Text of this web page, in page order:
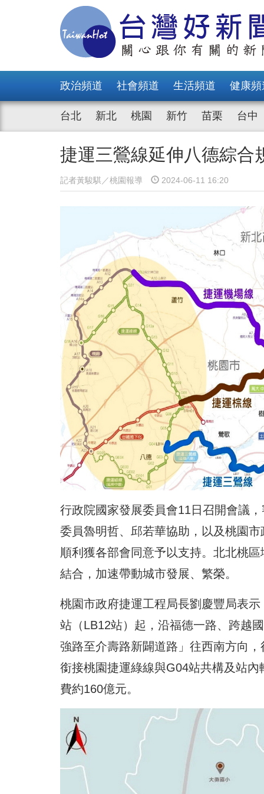
政治頻道 社會頻道 生活頻道 健康頻
台北 新北 桃園 新竹 苗栗 台中
捷運三鶯線延伸八德綜
記者黃駿騏／桃園報導 2024-06-11 16:20
行政院國家發展委員會11日召開會議
委員魯明哲、邱若華協助，以及桃園
順利獲各部會同意予以支持。北北桃
結合，加速帶動城市發展、繁榮。
桃園市政府捷運工程局長劉慶豐局表
站（LB12站）起，沿福德一路、跨越
強路至介壽路新闢道路」往西南方向
銜接桃園捷運綠線與G04站共構及站
費約160億元。